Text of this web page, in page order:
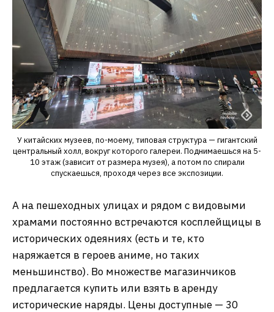
У китайских музеев, по-моему, типовая структура — гигантский
центральный холл, вокруг которого галереи. Поднимаешься на 5-
10 этаж (зависит от размера музея), а потом по спирали
спускаешься, проходя через все экспозиции.
А на пешеходных улицах и рядом с видовыми
храмами постоянно встречаются косплейщицы в
исторических одеяниях (есть и те, кто
наряжается в героев аниме, но таких
меньшинство). Во множестве магазинчиков
предлагается купить или взять в аренду
исторические наряды. Цены доступные — 30